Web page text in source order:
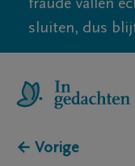
fraude vallen
sluiten, dus
← Vorige